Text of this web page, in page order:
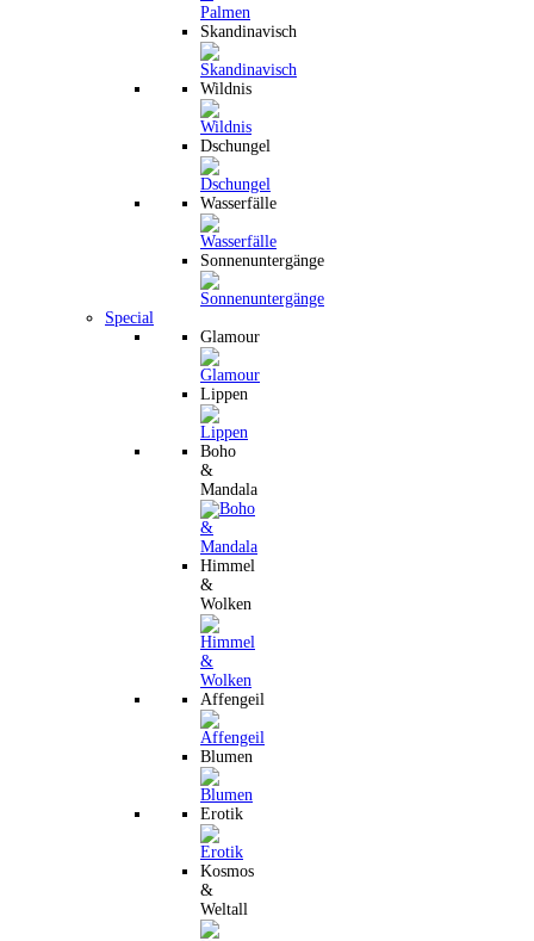
Skandinavisch
Wildnis
Dschungel
Wasserfälle
Sonnenuntergänge
Special
Glamour
Lippen
Boho
&
Mandala
Himmel
&
Wolken
Affengeil
Blumen
Erotik
Kosmos
&
Weltall